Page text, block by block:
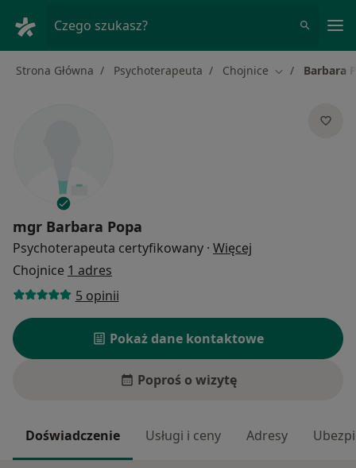
Czego szukasz?
Strona Główna Psychoterapeuta Chojnice Zmień miasto
Barbara
mgr Barbara Popa
Psychoterapeuta certyfikowany · Więcej
Chojnice 1 adres
5 opinii
Pokaż dane kontaktowe
Poproś o wizytę
Doświadczenie Usługi i ceny Adresy